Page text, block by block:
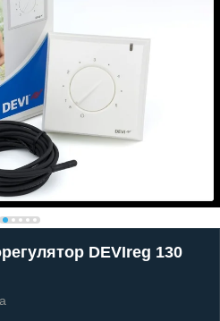
DEVIreg 130